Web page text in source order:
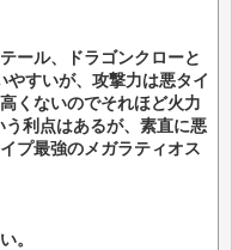
ール、ドラゴンクローと
すいが、攻撃力は悪タイ
くないのでそれほど火力
利点はあるが、素直に悪
プ最強のメガラティオス
。